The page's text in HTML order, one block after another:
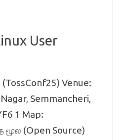
User
Venue:
Semmancheri,
1 Map:
மூல (Open Source)